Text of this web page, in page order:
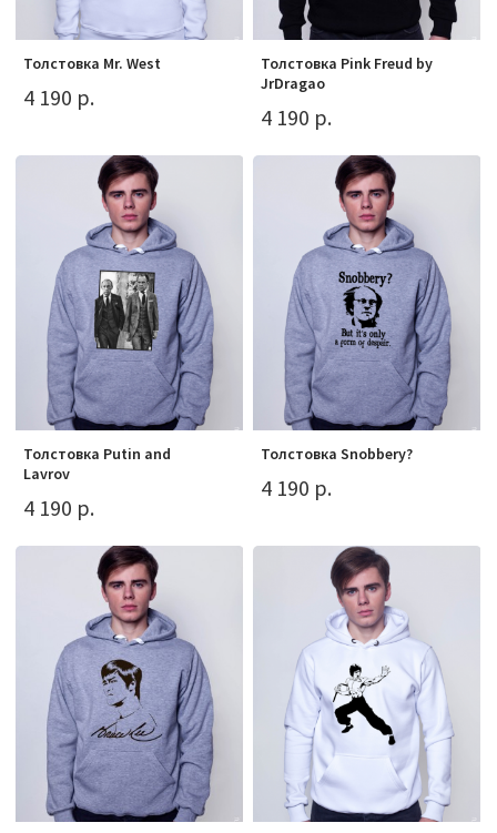
Толстовка Mr. West
4 190 р.
Толстовка Pink Freud by
JrDragao
4 190 р.
Толстовка Putin and
Lavrov
4 190 р.
Толстовка Snobbery?
4 190 р.